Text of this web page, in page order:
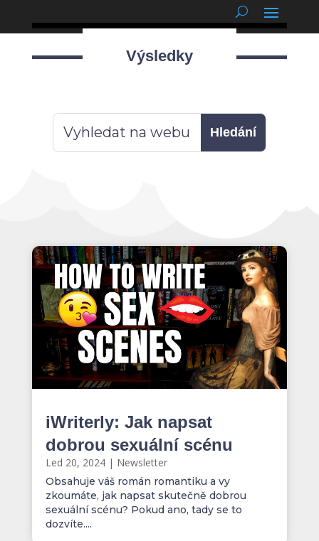
Výsledky
iWriterly: Jak napsat
dobrou sexuální scénu
Led 20, 2024| Newsletter
Obsahuje váš román romantiku a vy
zkoumáte, jak napsat skutečně dobrou
sexuální scénu? Pokud ano, tady se to
dozvíte....